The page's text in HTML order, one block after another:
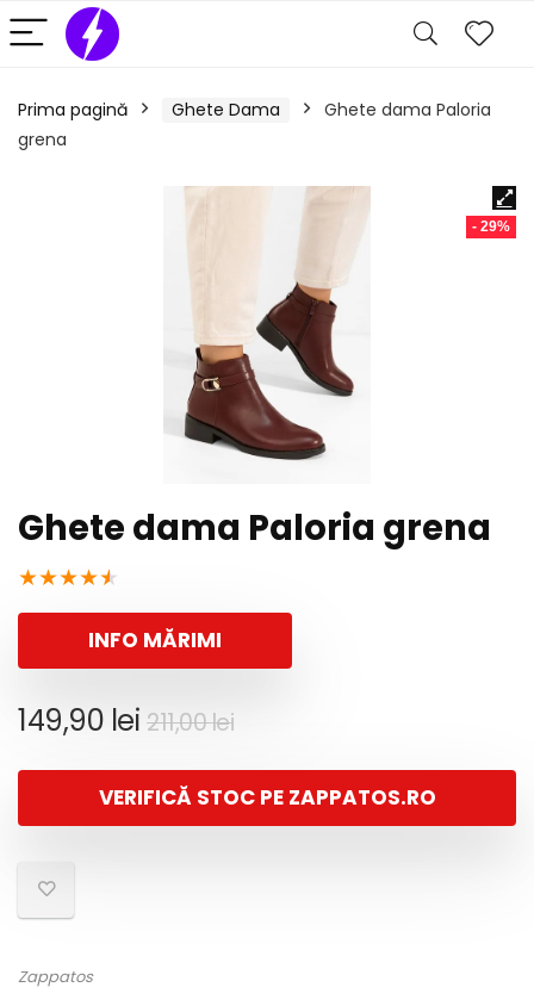
Prima pagină Ghete Dama
Ghete dama Paloria
grena
- 29%
Ghete dama Paloria grena
★★★★★
INFO MĂRIMI
211,00leiPrețul
a
fost:
149,90 lei
Prețul
este:
149,90 lei.
VERIFICĂ STOC PE ZAPPATOS.RO
Zappatos